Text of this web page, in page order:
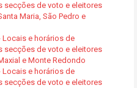
secções de voto e eleitores
Maria, São Pedro e
Locais e horários de
secções de voto e eleitores
e Monte Redondo
Locais e horários de
secções de voto e eleitores